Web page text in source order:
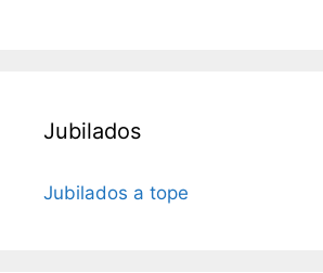
Jubilados
Jubilados a tope